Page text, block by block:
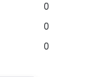
0
0
0